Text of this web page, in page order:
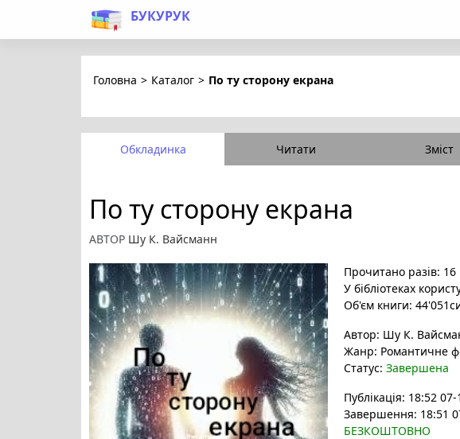
БУКУРУК
Головна > Каталог > По ту сторону екрана
Обкладинка Читати Зміст
По ту сторону екрана
АВТОР Шу К. Вайсманн
Прочитано разів: 16
У бібліотеках
Об'єм книги:
Автор: Шу К.
Жанр: Романтичне
Статус: Завершена
Публікація: 18:52
Завершення: 18:51
БЕЗКОШТОВНО